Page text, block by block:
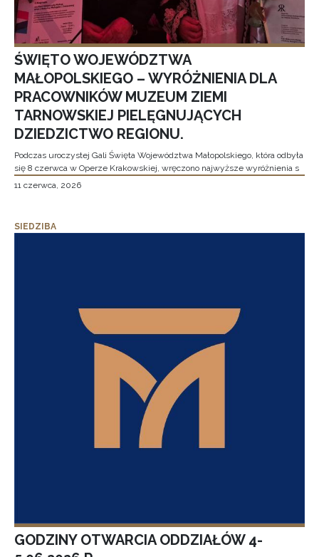
ŚWIĘTO WOJEWÓDZTWA
MAŁOPOLSKIEGO – WYRÓŻNIENIA DLA
PRACOWNIKÓW MUZEUM ZIEMI
TARNOWSKIEJ PIELĘGNUJĄCYCH
DZIEDZICTWO REGIONU.
Podczas uroczystej Gali Święta Województwa Małopolskiego, która odbyła
się 8 czerwca w Operze Krakowskiej, wręczono najwyższe wyróżnienia s
11 czerwca, 2026
SIEDZIBA
GODZINY OTWARCIA ODDZIAŁÓW 4-